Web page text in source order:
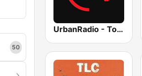
50
UrbanRadio - Today's R&B